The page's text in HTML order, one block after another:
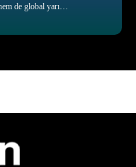
de global yarı…